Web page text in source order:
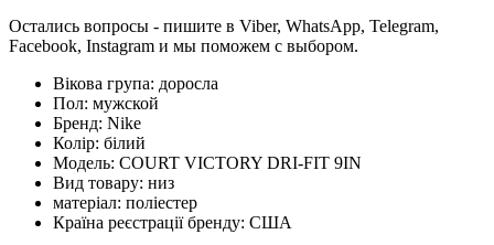
Остались вопросы - пишите в Viber, WhatsApp, Telegram,
Facebook, Instagram и мы поможем с выбором.
Вікова група: доросла
Пол: мужской
Бренд: Nike
Колір: білий
Модель: COURT VICTORY DRI-FIT 9IN
Вид товару: низ
матеріал: поліестер
Країна реєстрації бренду: США